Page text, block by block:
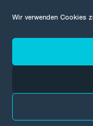
Wir verwenden Cookies